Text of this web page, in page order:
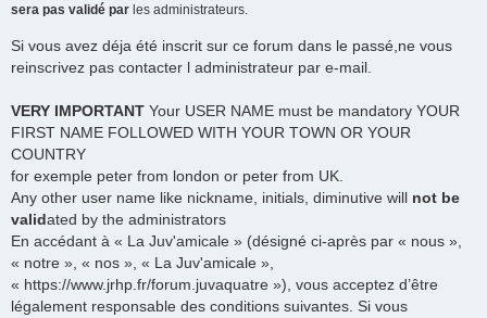
sera pas validé par les administrateurs.
Si vous avez déja été inscrit sur ce forum dans le passé,ne vous
reinscrivez pas contacter l administrateur par e-mail.
VERY IMPORTANT Your USER NAME must be mandatory YOUR
FIRST NAME FOLLOWED WITH YOUR TOWN OR YOUR
COUNTRY
for exemple peter from london or peter from UK.
Any other user name like nickname, initials, diminutive will not be
validated by the administrators
En accédant à « La Juv'amicale » (désigné ci-après par « nous »,
« notre », « nos », « La Juv'amicale »,
« https://www.jrhp.fr/forum.juvaquatre »), vous acceptez d’être
légalement responsable des conditions suivantes. Si vous